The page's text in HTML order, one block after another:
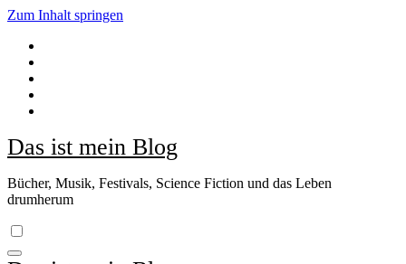
Zum Inhalt springen
Das ist mein Blog
Bücher, Musik, Festivals, Science Fiction und das Leben
drumherum